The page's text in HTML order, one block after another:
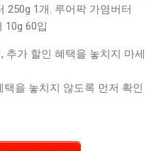
250g 1개. 루어팍 가염버터
10g 60입
추가 할인 혜택을 놓치지 마세
을 놓치지 않도록 먼저 확인